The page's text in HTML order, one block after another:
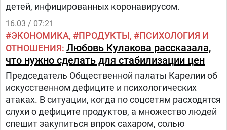
детей, инфицированных коронавирусом.
16.03 / 07:21
ЭКОНОМИКА ПРОДУКТЫ
ПСИХОЛОГИЯ И
ОТНОШЕНИЯ Любовь Кулакова рассказала,
что нужно сделать для стабилизации цен
Председатель Общественной палаты Карелии об
искусственном дефиците и психологических
атаках. В ситуации, когда по соцсетям расходятся
слухи о дефиците продуктов, а множество людей
спешит закупиться впрок сахаром, солью